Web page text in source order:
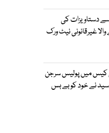
دستاویزات کی
غیرقانونی نیٹ ورک
کیس میں پولیس سرجن
نے خود کو بے بس